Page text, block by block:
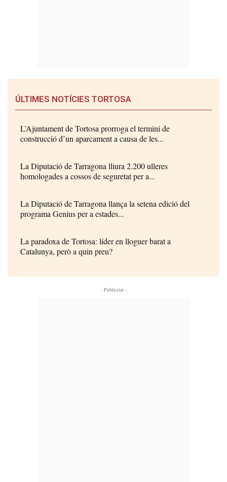
ÚLTIMES NOTÍCIES TORTOSA
L’Ajuntament de Tortosa prorroga el termini de
construcció d’un aparcament a causa de les...
La Diputació de Tarragona lliura 2.200 ulleres
homologades a cossos de seguretat per a...
La Diputació de Tarragona llança la setena edició del
programa Genius per a estades...
La paradoxa de Tortosa: líder en lloguer barat a
Catalunya, però a quin preu?
- Publicitat -